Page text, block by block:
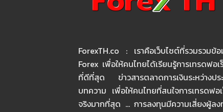
ForexTH.co : เราคือเว็บไซต์ที่รวมรวมข้
Forex เพื่อให้คนไทยได้เรียนรู้การเทรดฟอ
ที่ดีที่สุด ข่าวสารตลาดการเงินระหว่าง
บทความ เพื่อให้คนไทยที่สนใจการเทรดฟอ
จริงมากที่สุด … การลงทุนมีความเสี่ยงผู้ล